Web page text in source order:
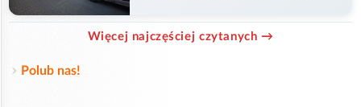
Więcej najczęściej czytanych →
Polub nas!